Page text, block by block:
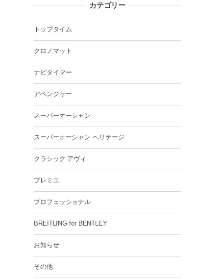
カテゴリー
トップタイム
クロノマット
ナビタイマー
アベンジャー
スーパーオーシャン
スーパーオーシャン ヘリテージ
クラシック アヴィ
プレミエ
プロフェッショナル
BREITLING for BENTLEY
お知らせ
その他